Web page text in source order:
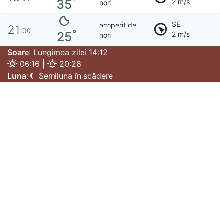
35 nori
21 :00 25°
acoperit de
nori
SE
2 m/s
Soare: Lungimea zilei 14:12
06:16 |
20:28
Luna: Semiluna în scădere